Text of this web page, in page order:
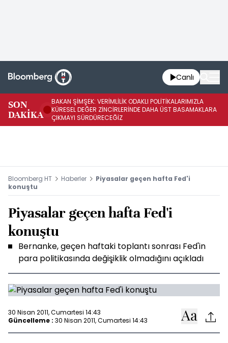
Canlı
SON
DAKİKA
BAKAN ŞİMŞEK: VERİMLİLİK ODAKLI POLİTİKALARIMIZLA
KÜRESEL DEĞER ZİNCİRLERİNDE DAHA ÜST BASAMAKLARA
ÇIKMAYI SÜRDÜRECEĞİZ
Bloomberg HT Haberler
Piyasalar geçen hafta Fed'i
konuştu
Piyasalar geçen hafta Fed'i
konuştu
Bernanke, geçen haftaki toplantı sonrası Fed'in
para politikasında değişiklik olmadığını açıkladı
30 Nisan 2011, Cumartesi 14:43
Güncelleme : 30 Nisan 2011, Cumartesi 14:43